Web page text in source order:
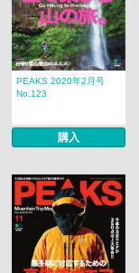
PEAKS 2020年2月号
No.123
購入